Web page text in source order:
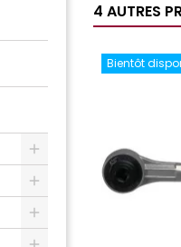
4 AUTRES
Bientôt